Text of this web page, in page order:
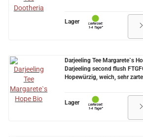
Lager
Darjeeling Tee Margarete`s
Darjeeling second flush
Hopewürzig, weich, sehr
Lager